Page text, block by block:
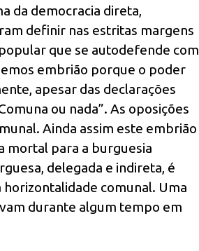
da democracia direta,
definir nas estritas margens
que se autodefende com
embrião porque o poder
apesar das declarações
ou nada”. As oposições
Ainda assim este embrião
mortal para a burguesia
delegada e indireta, é
comunal. Uma
durante algum tempo em